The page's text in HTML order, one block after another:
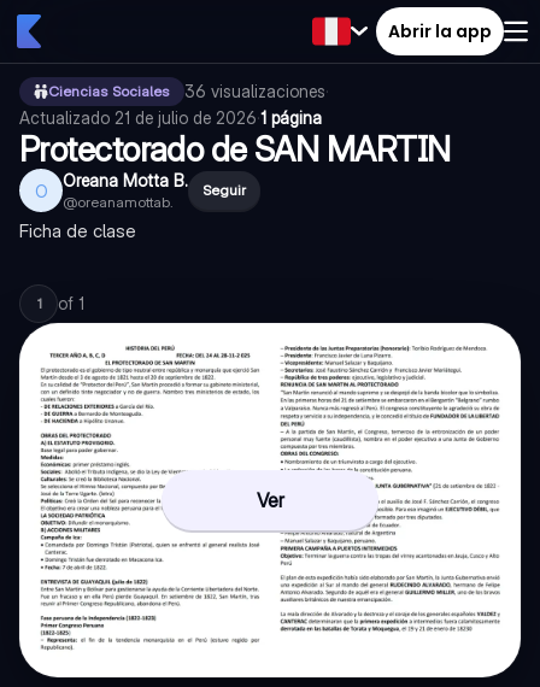
Abrir la app
Ciencias Sociales 36 visualizaciones·
Actualizado 21 de julio de 2026·1 página
Protectorado de SAN MARTIN
O Oreana Motta B.
@oreanamottab.
Seguir
Ficha de clase
1 of 1
Ver